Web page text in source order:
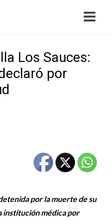
Los Sauces:
por
por la muerte de su
institución médica por